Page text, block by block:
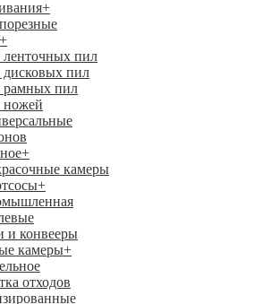
+
+
ленточных пил
дисковых пил
рамных пил
ножей
+
камеры
+
и конвееры
камеры+
отходов